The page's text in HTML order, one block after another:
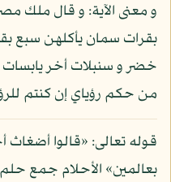
و معنى الآية: و قال ملك
بقرات سمان يأكلهن سبع
خضر و سنبلات أخر يابسات
من حكم رؤياي إن كنتم
قوله تعالى: «قالوا أضغاث
بعالمين» الأحلام جمع